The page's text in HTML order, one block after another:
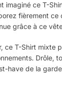
imaginé ce T-
fièrement ce
grâce à ce
ce T-Shirt mixte
Drôle,
have de la